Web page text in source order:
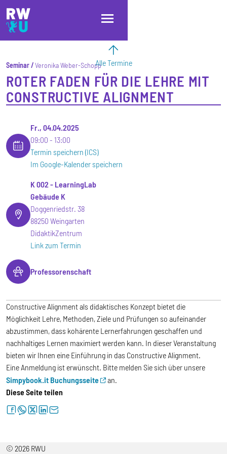
Direkt zum Inhalt
Direkt zur Hauptnavigation
Direkt zum Fußbereich
Alle Termine
Seminar Veronika Weber-Schopp
ROTER FADEN FÜR DIE LEHRE MIT
CONSTRUCTIVE ALIGNMENT
Fr., 04.04.2025
09:00
13:00
Termin speichern (ICS)
Im Google-Kalender speichern
K 002 - LearningLab
Gebäude K
Doggenriedstr. 38
88250 Weingarten
DidaktikZentrum
Link zum Termin
Professorenschaft
Constructive Alignment als didaktisches Konzept bietet die
Möglichkeit Lehre, Methoden, Ziele und Prüfungen so aufeinander
abzustimmen, dass kohärente Lernerfahrungen geschaffen und
nachhaltiges Lernen maximiert werden kann. In dieser Veranstaltung
bieten wir Ihnen eine Einführung in das Constructive Alignment.
Eine Anmeldung ist erwünscht. Bitte melden Sie sich über unsere
Simpybook.it Buchungsseite
an.
Diese Seite teilen
facebookwhatsapptwitterlinkedinletter
© 2026 RWU